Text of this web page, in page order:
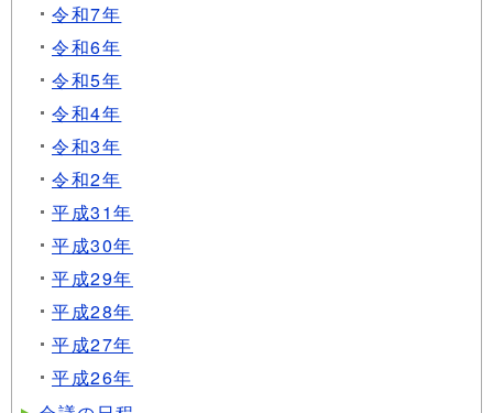
令和7年
令和6年
令和5年
令和4年
令和3年
令和2年
平成31年
平成30年
平成29年
平成28年
平成27年
平成26年